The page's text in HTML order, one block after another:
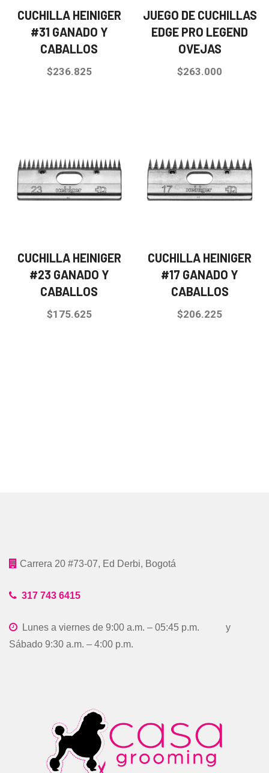
CUCHILLA HEINIGER
#31 GANADO Y
CABALLOS
$236.825
JUEGO DE CUCHILLAS
EDGE PRO LEGEND
OVEJAS
$263.000
CUCHILLA HEINIGER
#23 GANADO Y
CABALLOS
$175.625
CUCHILLA HEINIGER
#17 GANADO Y
CABALLOS
$206.225
Carrera 20 #73-07, Ed Derbi, Bogotá
317 743 6415
Lunes a viernes de 9:00 a.m. – 05:45 p.m. y
Sábado 9:30 a.m. – 4:00 p.m.